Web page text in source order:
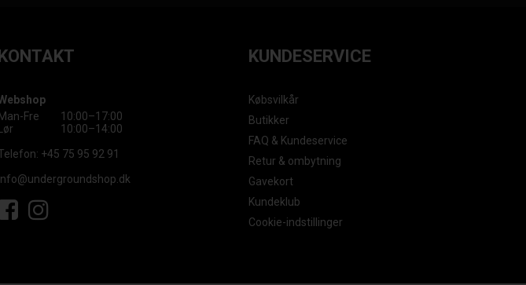
Fre
10:00–17:00
10:00–14:00
+45 75 95 92 91
FacebookInstagram
KUNDESERVICE
Købsvilkår
Butikker
FAQ & Kundeservice
Retur & ombytning
Gavekort
Kundeklub
Cookie-indstillinger